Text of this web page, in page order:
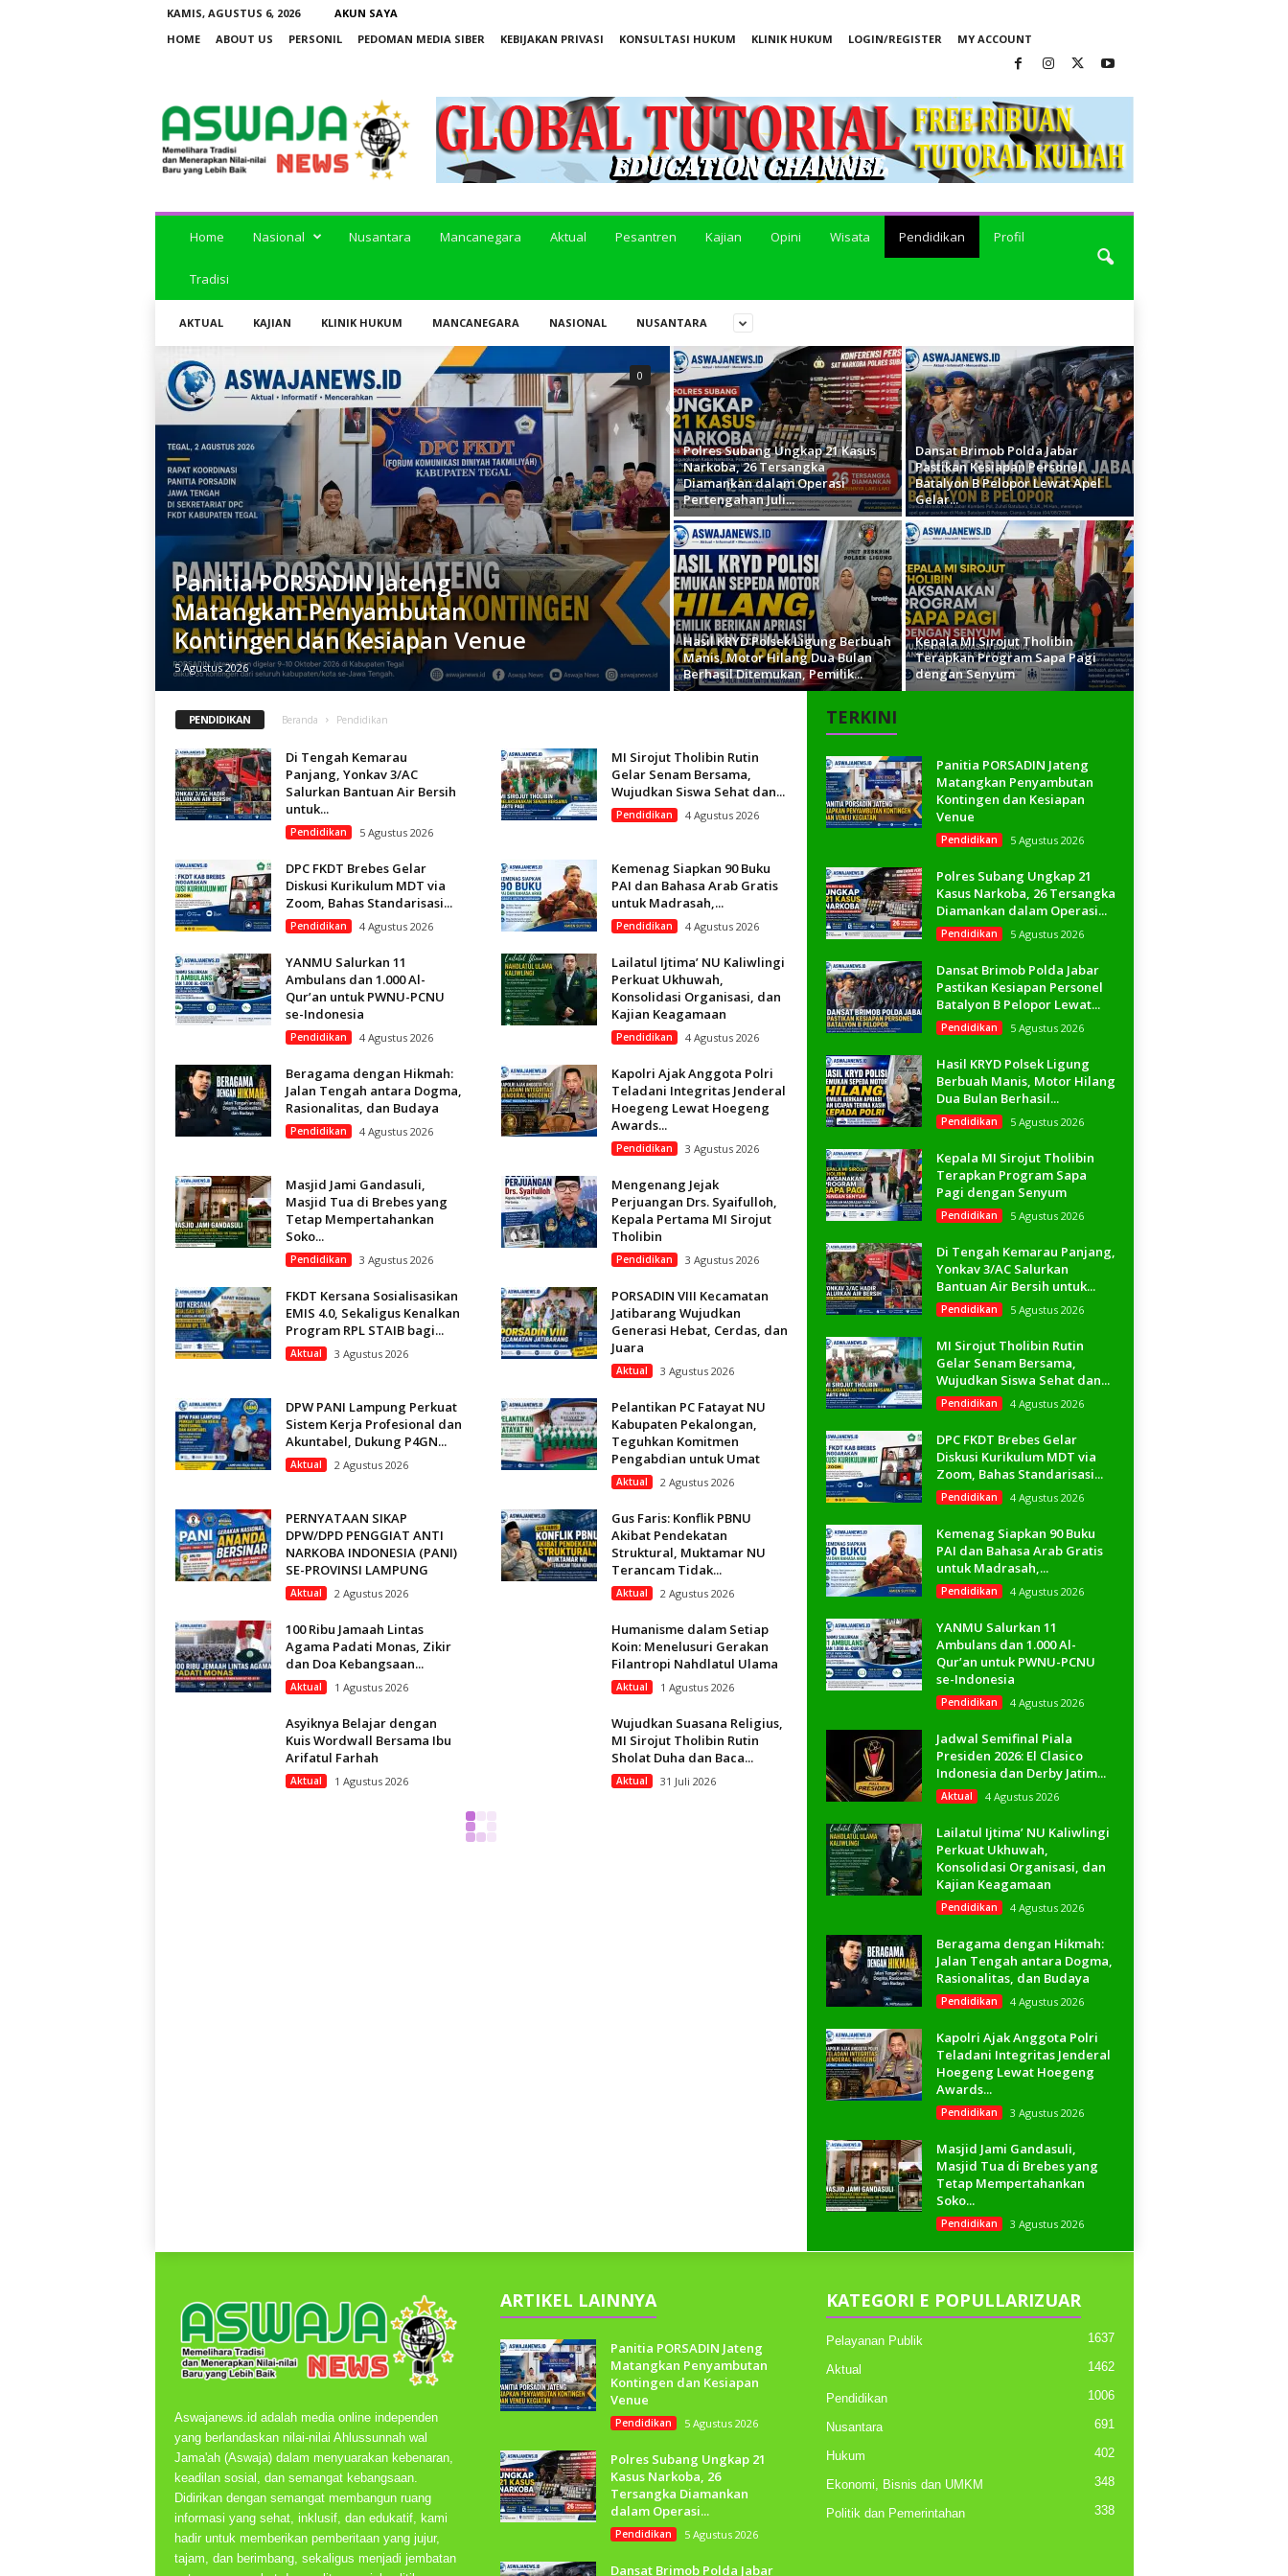
KAMIS, AGUSTUS 6, 2026
AKUN SAYA
HOME
ABOUT US PERSONIL PEDOMAN MEDIA SIBER KEBIJAKAN PRIVASI KONSULTASI HUKUM KLINIK HUKUM LOGIN/REGISTER MY ACCOUNT
n
Home Nasional Nusantara Mancanegara Aktual Pesantren Kajian Opini Wisata Pendidikan Profil
Tradisi
AKTUAL KAJIAN KLINIK HUKUM MANCANEGARA NASIONAL NUSANTARA
Panitia PORSADIN Jateng
Matangkan Penyambutan
Kontingen dan Kesiapan Venue
5 Agustus 2026
0
Polres Subang Ungkap 21 Kasus
Narkoba, 26 Tersangka
Diamankan dalam Operasi
Pertengahan Juli...
Dansat Brimob Polda Jabar
Pastikan Kesiapan Personel
Batalyon B Pelopor Lewat Apel
Gelar...
Hasil KRYD Polsek Ligung Berbuah
Manis, Motor Hilang Dua Bulan
Berhasil Ditemukan, Pemilik...
Kepala MI Sirojut Tholibin
Terapkan Program Sapa Pagi
dengan Senyum
PENDIDIKAN Beranda Pendidikan
Di Tengah Kemarau
Panjang, Yonkav 3/AC
Salurkan Bantuan Air Bersih
untuk...
Pendidikan 5 Agustus 2026
MI Sirojut Tholibin Rutin
Gelar Senam Bersama,
Wujudkan Siswa Sehat dan...
Pendidikan 4 Agustus 2026
DPC FKDT Brebes Gelar
Diskusi Kurikulum MDT via
Zoom, Bahas Standarisasi...
Pendidikan 4 Agustus 2026
Kemenag Siapkan 90 Buku
PAI dan Bahasa Arab Gratis
untuk Madrasah,...
Pendidikan 4 Agustus 2026
YANMU Salurkan 11
Ambulans dan 1.000 Al-
Qur’an untuk PWNU-PCNU
se-Indonesia
Pendidikan 4 Agustus 2026
Lailatul Ijtima’ NU Kaliwlingi
Perkuat Ukhuwah,
Konsolidasi Organisasi, dan
Kajian Keagamaan
Pendidikan 4 Agustus 2026
Beragama dengan Hikmah:
Jalan Tengah antara Dogma,
Rasionalitas, dan Budaya
Pendidikan 4 Agustus 2026
Kapolri Ajak Anggota Polri
Teladani Integritas Jenderal
Hoegeng Lewat Hoegeng
Awards...
Pendidikan 3 Agustus 2026
Masjid Jami Gandasuli,
Masjid Tua di Brebes yang
Tetap Mempertahankan
Soko...
Pendidikan 3 Agustus 2026
Mengenang Jejak
Perjuangan Drs. Syaifulloh,
Kepala Pertama MI Sirojut
Tholibin
Pendidikan 3 Agustus 2026
FKDT Kersana Sosialisasikan
EMIS 4.0, Sekaligus Kenalkan
Program RPL STAIB bagi...
Aktual 3 Agustus 2026
PORSADIN VIII Kecamatan
Jatibarang Wujudkan
Generasi Hebat, Cerdas, dan
Juara
Aktual 3 Agustus 2026
DPW PANI Lampung Perkuat
Sistem Kerja Profesional dan
Akuntabel, Dukung P4GN...
Aktual 2 Agustus 2026
Pelantikan PC Fatayat NU
Kabupaten Pekalongan,
Teguhkan Komitmen
Pengabdian untuk Umat
Aktual 2 Agustus 2026
PERNYATAAN SIKAP
DPW/DPD PENGGIAT ANTI
NARKOBA INDONESIA (PANI)
SE-PROVINSI LAMPUNG
Aktual 2 Agustus 2026
Gus Faris: Konflik PBNU
Akibat Pendekatan
Struktural, Muktamar NU
Terancam Tidak...
Aktual 2 Agustus 2026
100 Ribu Jamaah Lintas
Agama Padati Monas, Zikir
dan Doa Kebangsaan...
Aktual 1 Agustus 2026
Humanisme dalam Setiap
Koin: Menelusuri Gerakan
Filantropi Nahdlatul Ulama
Aktual 1 Agustus 2026
Asyiknya Belajar dengan
Kuis Wordwall Bersama Ibu
Arifatul Farhah
Aktual 1 Agustus 2026
Wujudkan Suasana Religius,
MI Sirojut Tholibin Rutin
Sholat Duha dan Baca...
Aktual 31 Juli 2026
TERKINI
Panitia PORSADIN Jateng
Matangkan Penyambutan
Kontingen dan Kesiapan
Venue
Pendidikan 5 Agustus 2026
Polres Subang Ungkap 21
Kasus Narkoba, 26 Tersangka
Diamankan dalam Operasi...
Pendidikan 5 Agustus 2026
Dansat Brimob Polda Jabar
Pastikan Kesiapan Personel
Batalyon B Pelopor Lewat...
Pendidikan 5 Agustus 2026
Hasil KRYD Polsek Ligung
Berbuah Manis, Motor Hilang
Dua Bulan Berhasil...
Pendidikan 5 Agustus 2026
Kepala MI Sirojut Tholibin
Terapkan Program Sapa
Pagi dengan Senyum
Pendidikan 5 Agustus 2026
Di Tengah Kemarau Panjang,
Yonkav 3/AC Salurkan
Bantuan Air Bersih untuk...
Pendidikan 5 Agustus 2026
MI Sirojut Tholibin Rutin
Gelar Senam Bersama,
Wujudkan Siswa Sehat dan...
Pendidikan 4 Agustus 2026
DPC FKDT Brebes Gelar
Diskusi Kurikulum MDT via
Zoom, Bahas Standarisasi...
Pendidikan 4 Agustus 2026
Kemenag Siapkan 90 Buku
PAI dan Bahasa Arab Gratis
untuk Madrasah,...
Pendidikan 4 Agustus 2026
YANMU Salurkan 11
Ambulans dan 1.000 Al-
Qur’an untuk PWNU-PCNU
se-Indonesia
Pendidikan 4 Agustus 2026
Jadwal Semifinal Piala
Presiden 2026: El Clasico
Indonesia dan Derby Jatim...
Aktual 4 Agustus 2026
Lailatul Ijtima’ NU Kaliwlingi
Perkuat Ukhuwah,
Konsolidasi Organisasi, dan
Kajian Keagamaan
Pendidikan 4 Agustus 2026
Beragama dengan Hikmah:
Jalan Tengah antara Dogma,
Rasionalitas, dan Budaya
Pendidikan 4 Agustus 2026
Kapolri Ajak Anggota Polri
Teladani Integritas Jenderal
Hoegeng Lewat Hoegeng
Awards...
Pendidikan 3 Agustus 2026
Masjid Jami Gandasuli,
Masjid Tua di Brebes yang
Tetap Mempertahankan
Soko...
Pendidikan 3 Agustus 2026
Aswajanews.id adalah media online independen
yang berlandaskan nilai-nilai Ahlussunnah wal
Jama'ah (Aswaja) dalam menyuarakan kebenaran,
keadilan sosial, dan semangat kebangsaan.
Didirikan dengan semangat membangun ruang
informasi yang sehat, inklusif, dan edukatif, kami
hadir untuk memberikan pemberitaan yang jujur,
tajam, dan berimbang, sekaligus menjadi jembatan
ARTIKEL LAINNYA
Panitia PORSADIN Jateng
Matangkan Penyambutan
Kontingen dan Kesiapan
Venue
Pendidikan 5 Agustus 2026
Polres Subang Ungkap 21
Kasus Narkoba, 26
Tersangka Diamankan
dalam Operasi...
Pendidikan 5 Agustus 2026
Dansat Brimob Polda Jabar
KATEGORI E POPULLARIZUAR
Pelayanan Publik 1637
Aktual 1462
Pendidikan 1006
Nusantara 691
Hukum 402
Ekonomi, Bisnis dan UMKM 348
Politik dan Pemerintahan 338